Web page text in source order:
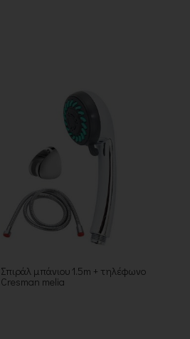
Σπιράλ μπάνιου 1.5m + τηλέφωνο
Cresman melia